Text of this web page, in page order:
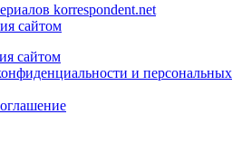
korrespondent.net
сайтом
сайтом
и персональных